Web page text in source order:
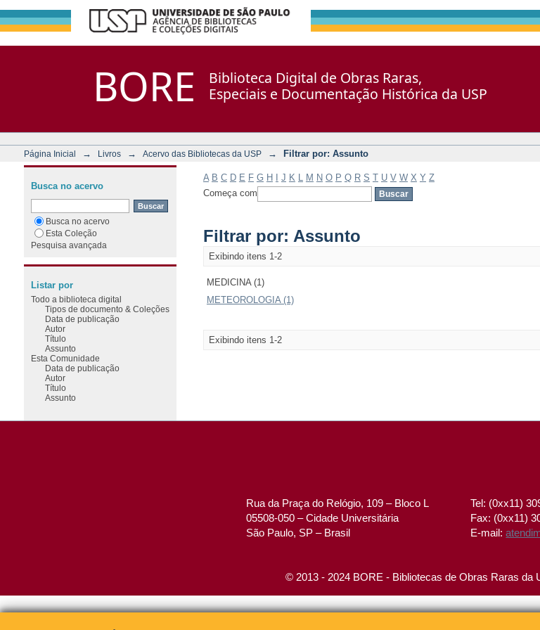
BORE
Biblioteca Digital de Obras Raras,
Especiais e Documentação Histórica da USP
Página Inicial → Livros → Acervo das Bibliotecas da USP → Filtrar por: Assunto
A B C D E F G H J K M N O P Q R S T U V W X Y Z
Começa com
Filtrar por: Assunto
Exibindo itens 1-2
MEDICINA (1)
METEOROLOGIA (1)
Exibindo itens 1-2
Busca no acervo
Busca no acervo
Esta Coleção
Pesquisa avançada
Listar por
Todo a biblioteca digital
Tipos de documento & Coleções
Data de publicação
Autor
Título
Assunto
Esta Comunidade
Data de publicação
Autor
Título
Assunto
Rua da Praça do Relógio, 109 – Bloco L
05508-050 – Cidade Universitária
São Paulo, SP – Brasil
Tel: (0xx11)
Fax: (0xx11)
E-mail:
© 2013 - 2024 BORE - Bibliotecas de Obras Raras da